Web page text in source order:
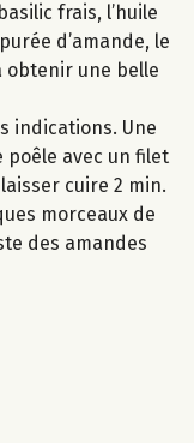
frais, l’huile
d’amande, le
obtenir une belle
indications. Une
poêle avec un filet
cuire 2 min.
morceaux de
des amandes